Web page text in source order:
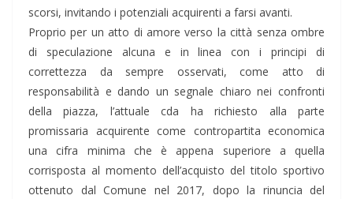
scorsi, invitando i potenziali acquirenti a farsi avanti.
Proprio per un atto di amore verso la città senza ombre
di speculazione alcuna e in linea con i principi di
correttezza da sempre osservati, come atto di
responsabilità e dando un segnale chiaro nei confronti
della piazza, l’attuale cda ha richiesto alla parte
promissaria acquirente come contropartita economica
una cifra minima che è appena superiore a quella
corrisposta al momento dell’acquisto del titolo sportivo
ottenuto dal Comune nel 2017, dopo la rinuncia del